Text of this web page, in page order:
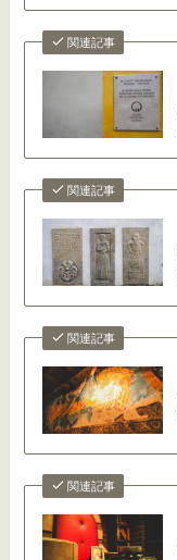
関連記事
関連記事
関連記事
関連記事